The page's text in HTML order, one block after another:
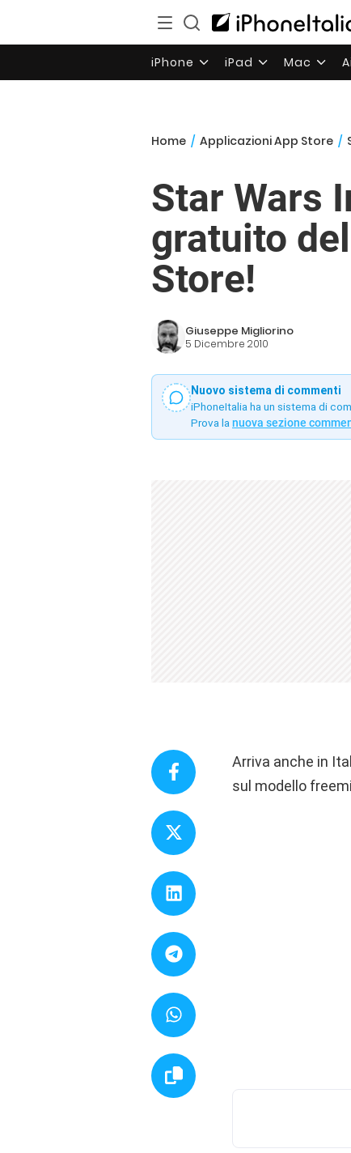
iPhone iPad Mac
Home / Applicazioni App Store /
Star Wars
gratuito
Store!
Giuseppe Migliorino
5 Dicembre 2010
Nuovo sistema di commenti
iPhoneItalia ha un sistema di
Prova la nuova sezione
Arriva anche in
sul modello